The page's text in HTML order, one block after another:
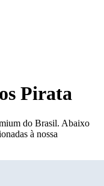
Pirata
do Brasil. Abaixo
à nossa